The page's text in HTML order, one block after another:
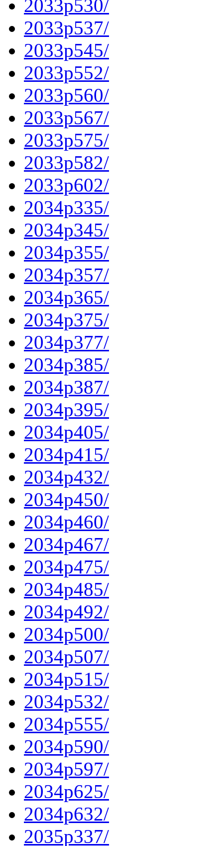
2033p530/
2033p537/
2033p545/
2033p552/
2033p560/
2033p567/
2033p575/
2033p582/
2033p602/
2034p335/
2034p345/
2034p355/
2034p357/
2034p365/
2034p375/
2034p377/
2034p385/
2034p387/
2034p395/
2034p405/
2034p415/
2034p432/
2034p450/
2034p460/
2034p467/
2034p475/
2034p485/
2034p492/
2034p500/
2034p507/
2034p515/
2034p532/
2034p555/
2034p590/
2034p597/
2034p625/
2034p632/
2035p337/